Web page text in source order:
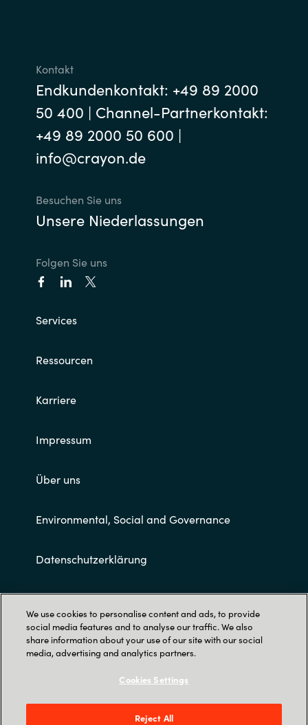
Kontakt
Endkundenkontakt: +49 89 2000
50 400 | Channel-Partnerkontakt:
+49 89 2000 50 600 |
info@crayon.de
Besuchen Sie uns
Unsere Niederlassungen
Folgen Sie uns
Services
Ressourcen
Karriere
Impressum
Über uns
Environmental, Social and Governance
Datenschutzerklärung
Allgemeine Geschäftsbedingungen
We use cookies to personalise content and ads, to provide
social media features and to analyse our traffic. We also
share information about your use of our site with our social
media, advertising and analytics partners.
Cookies Settings
Reject All